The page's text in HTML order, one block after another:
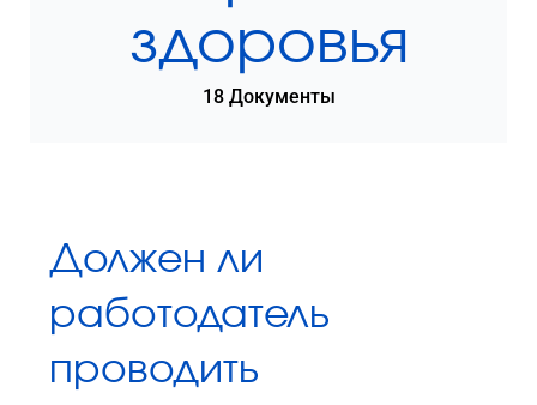
здоровья
18 Документы
Должен ли
работодатель
проводить